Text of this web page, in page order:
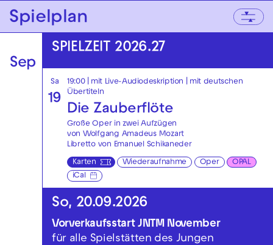
Zur Hauptnavigation springen
Zum Hauptinhalt springen Zum Footer springen
Spielplan
Sep
SPIELZEIT 2026.27
Sa
19
19:00| mit Live-Audiodeskription
mit deutschen
Übertiteln
Die Zauberflöte
Große Oper in zwei Aufzügen
von Wolfgang Amadeus Mozart
Libretto von Emanuel Schikaneder
Karten Wiederaufnahme Oper
OPAL
iCal
So, 20.09.2026
Vorverkaufsstart JNTM November
für alle Spielstätten des Jungen